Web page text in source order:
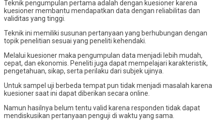
Teknik pengumpulan pertama adalah dengan kuesioner karena
kuesioner membantu mendapatkan data dengan reliabilitas dan
validitas yang tinggi.
Teknik ini memiliki susunan pertanyaan yang berhubungan dengan
topik penelitian sesuai yang peneliti kehendaki.
Melalui kuesioner maka pengumpulan data menjadi lebih mudah,
cepat, dan ekonomis. Peneliti juga dapat mempelajari karakteristik,
pengetahuan, sikap, serta perilaku dari subjek ujinya.
Untuk sampel uji berbeda tempat pun tidak menjadi masalah karena
kuesioner saat ini dapat diberikan secara online.
Namun hasilnya belum tentu valid karena responden tidak dapat
mendiskusikan pertanyaan penguji di waktu yang sama.